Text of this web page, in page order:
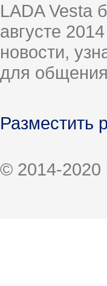
LADA Vesta
августе
новости,
для
Разместить
© 2014-2020